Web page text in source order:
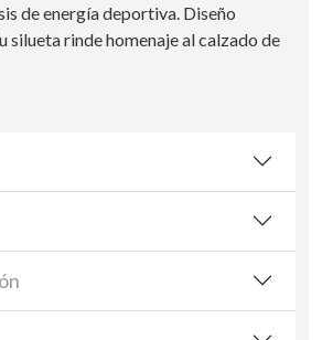
de energía deportiva. Diseño
silueta rinde homenaje al calzado de